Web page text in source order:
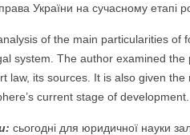
України на сучасному етапі
of the main particularities of
system. The author examined
law, its sources. It is also given
current stage of development.
сьогодні для юридичної науки